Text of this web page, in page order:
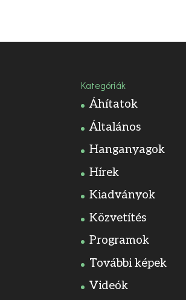
Kategóriák
Áhítatok
Általános
Hanganyagok
Hírek
Kiadványok
Közvetítés
Programok
További képek
Videók